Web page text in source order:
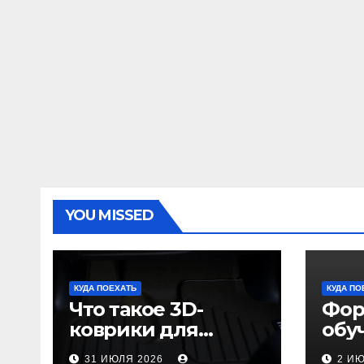
YOU MISSED
КУДА ПОЕХАТЬ
Что такое 3D-
коврики для
автомобиля и
31 ИЮЛЯ 2026
КУДА
2